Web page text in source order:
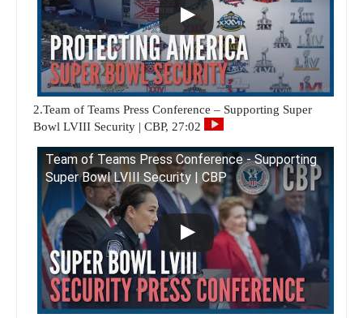
2.Team of Teams Press Conference – Supporting Super
Bowl LVIII Security | CBP, 27:02
Team of Teams Press Conference - Supporting
Super Bowl LVIII Security | CBP